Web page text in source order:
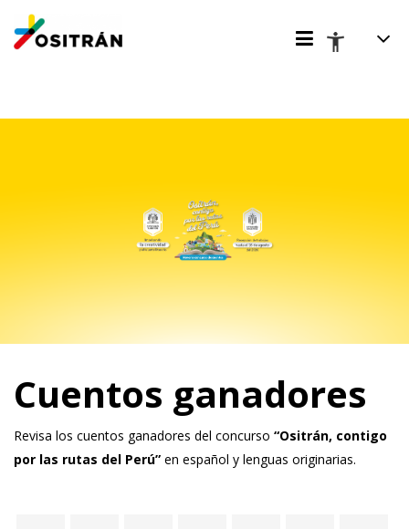
Cuentos ganadores
Revisa los cuentos ganadores del concurso “Ositrán, contigo
por las rutas del Perú” en español y lenguas originarias.